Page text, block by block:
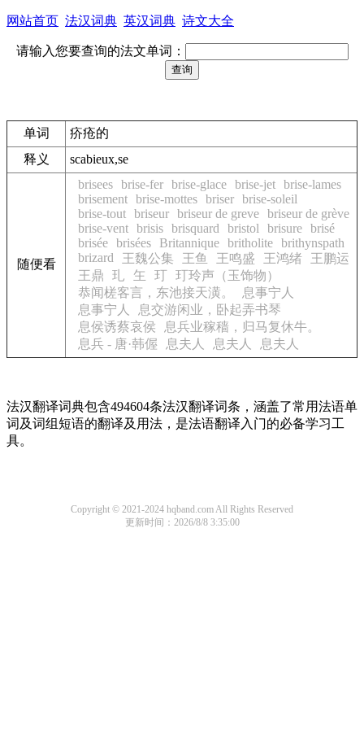
网站首页 法汉词典 英汉词典 诗文大全
请输入您要查询的法文单词：
单词
疥疮的
释义
scabieux,se
随便看
brisees brise-fer brise-glace brise-jet brise-lames
brisement brise-mottes briser brise-soleil
brise-tout briseur briseur de greve briseur de grève
brise-vent brisis brisquard bristol brisure brisé
brisée brisées Britannique britholite brithynspath
brizard
王魏公集 王鱼 王鸣盛 王鸿绪
王鹏运
王鼎
玌 玍 玎 玎玲声（玉饰物）
恭闻槎客言，东池接天潢。
息事宁人
息事宁人
息交游闲业，卧起弄书琴
息侯诱蔡哀侯
息兵业稼穑，归马复休牛。
息兵 - 唐·韩偓
息夫人 息夫人 息夫人
法汉翻译词典包含494604条法汉翻译词条，涵盖了常用法语单
词及词组短语的翻译及用法，是法语翻译入门的必备学习工
具。
Copyright © 2021-2024 hqband.com All Rights Reserved
更新时间：2026/8/8 3:35:00